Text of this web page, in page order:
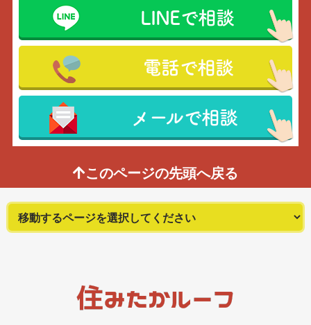
LINEで相談
電話で相談
メールで相談
このページの先頭へ戻る